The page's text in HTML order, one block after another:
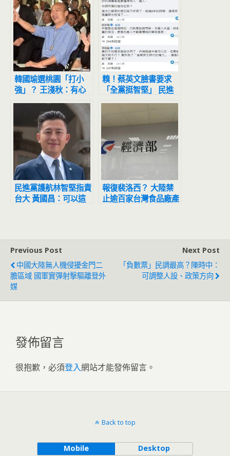
韓國瑜選桃園「打小
強」？ 王淺秋：有心
人操作放話
糗！蔡英文臉書要求
「全黨挺智堅」 民進
黨公職0人響應
民進黨護航林智堅指責
台大 黃國昌：可以這
報復裴洛西？ 大陸禁
止逾百家台灣食品廠產
Previous Post
中國大陸無人機侵擾金門二
膽區域 國軍實彈射擊驅離登外
媒
Next Post
「負數票」民調最高？陳時中：
可調整人設、政策方向
發佈留言
很抱歉，必須登入網站才能發佈留言。
Back to top
Mobile Desktop